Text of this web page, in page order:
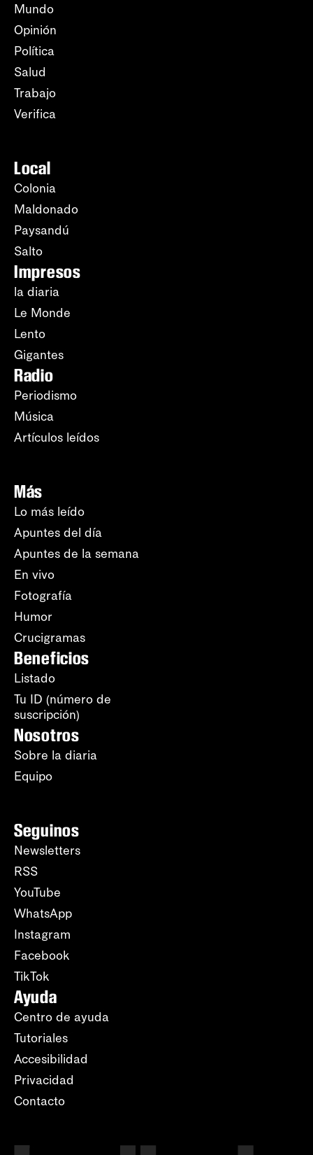
Mundo
Opinión
Política
Salud
Trabajo
Verifica
Local
Colonia
Maldonado
Paysandú
Salto
Impresos
la diaria
Le Monde
Lento
Gigantes
Radio
Periodismo
Música
Artículos leídos
Más
Lo más leído
Apuntes del día
Apuntes de la semana
En vivo
Fotografía
Humor
Crucigramas
Beneficios
Listado
Tu ID (número de
suscripción)
Nosotros
Sobre la diaria
Equipo
Seguinos
Newsletters
RSS
YouTube
WhatsApp
Instagram
Facebook
TikTok
Ayuda
Centro de ayuda
Tutoriales
Accesibilidad
Privacidad
Contacto